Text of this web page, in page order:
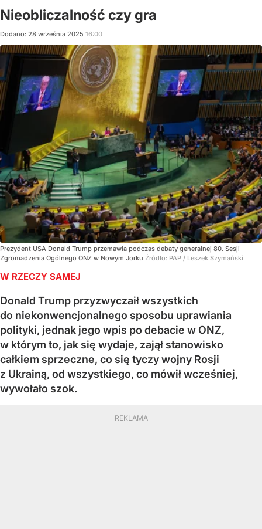
Nieobliczalność czy gra
Dodano: 28 września 2025 16:00
Prezydent USA Donald Trump przemawia podczas debaty generalnej 80. Sesji
Zgromadzenia Ogólnego ONZ w Nowym Jorku Źródło: PAP / Leszek Szymański
W RZECZY SAMEJ
Donald Trump przyzwyczaił wszystkich
do niekonwencjonalnego sposobu uprawiania
polityki, jednak jego wpis po debacie w ONZ,
w którym to, jak się wydaje, zajął stanowisko
całkiem sprzeczne, co się tyczy wojny Rosji
z Ukrainą, od wszystkiego, co mówił wcześniej,
wywołało szok.